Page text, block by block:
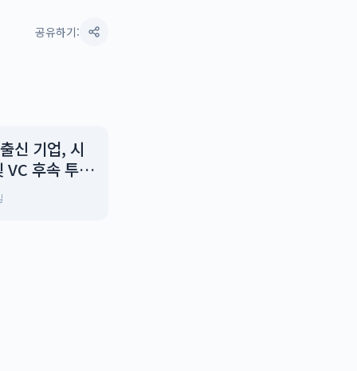
공유하기:
신 기업, 시
VC 후속 투자
시장 신뢰도